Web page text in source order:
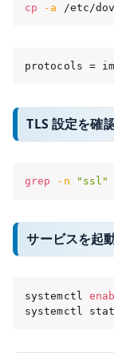
cp -a /etc/
protocols =
TLS 設定を確
grep -n "ssl"
サービスを起
systemctl
systemctl